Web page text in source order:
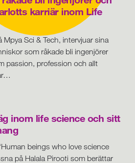
karriär inom Life
Mpya Sci & Tech, intervjuar sina
som råkade bli ingenjörer
passion, profession och allt
inom life science och sitt
beings who love science
på Halala Pirooti som berättar